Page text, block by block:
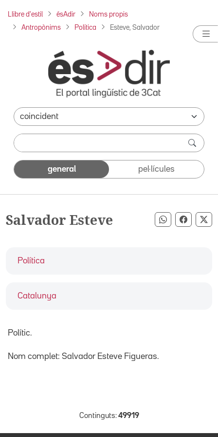
Llibre d'estil ésAdir Noms propis
Antropònims Política Esteve, Salvador
general pel·lícules
Salvador Esteve Compartir
Política
Catalunya
Polític.
Nom complet: Salvador Esteve Figueras.
Continguts: 49919